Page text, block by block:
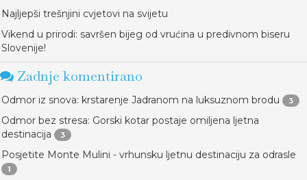
Najljepši trešnjini cvjetovi na svijetu
Vikend u prirodi: savršen bijeg od vrućina u predivnom biseru
Slovenije!
Zadnje komentirano
Odmor iz snova: krstarenje Jadranom na luksuznom brodu 3
Odmor bez stresa: Gorski kotar postaje omiljena ljetna
destinacija
3
Posjetite Monte Mulini - vrhunsku ljetnu destinaciju za odrasle
1